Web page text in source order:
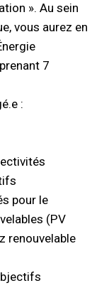
». Au sein
vous aurez en
7
:
pour le
(PV
renouvelable